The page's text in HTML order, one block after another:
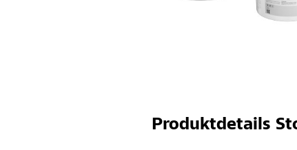
Produktdetails